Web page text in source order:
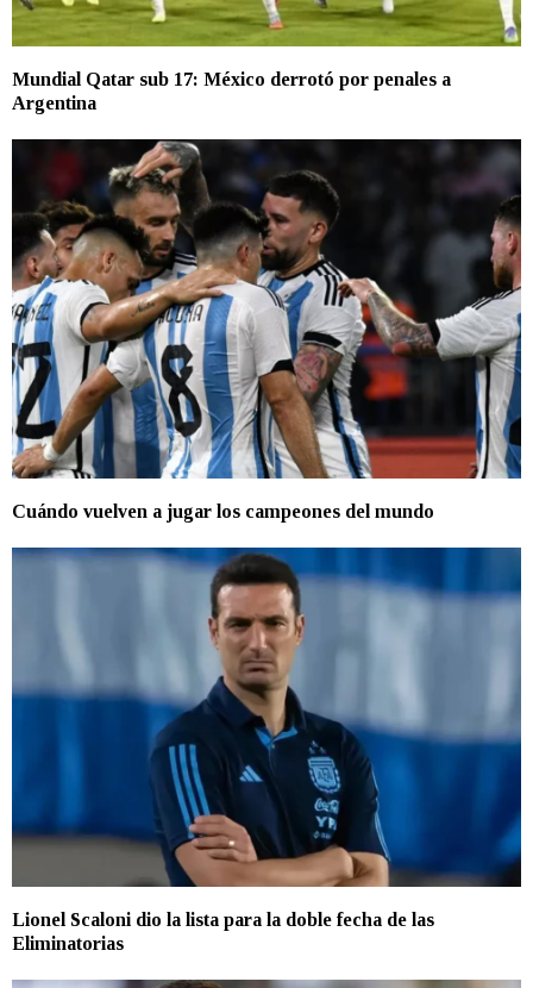
Mundial Qatar sub 17: México derrotó por penales a
Argentina
Cuándo vuelven a jugar los campeones del mundo
Lionel Scaloni dio la lista para la doble fecha de las
Eliminatorias